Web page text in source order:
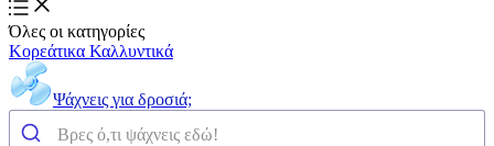
Όλες οι κατηγορίες
Κορεάτικα Καλλυντικά
Ψάχνεις για δροσιά;